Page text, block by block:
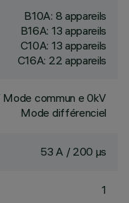
B10A: 8 appareils
B16A: 13 appareils
C10A: 13 appareils
C16A: 22 appareils
Mode commun e 0kV
Mode différenciel
53 A / 200 µs
1